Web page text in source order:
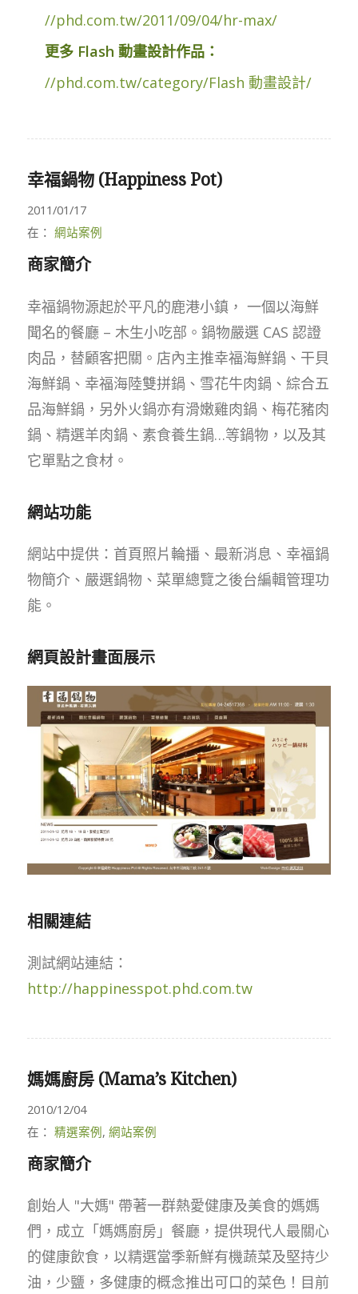
//phd.com.tw/2011/09/04/hr-max/
更多 Flash 動畫設計作品：
//phd.com.tw/category/Flash 動畫設計/
幸福鍋物 (Happiness Pot)
2011/01/17
在： 網站案例
商家簡介
幸福鍋物源起於平凡的鹿港小鎮， 一個以海鮮
聞名的餐廳 – 木生小吃部。鍋物嚴選 CAS 認證
肉品，替顧客把關。店內主推幸福海鮮鍋、干貝
海鮮鍋、幸福海陸雙拼鍋、雪花牛肉鍋、綜合五
品海鮮鍋，另外火鍋亦有滑嫩雞肉鍋、梅花豬肉
鍋、精選羊肉鍋、素食養生鍋…等鍋物，以及其
它單點之食材。
網站功能
網站中提供：首頁照片輪播、最新消息、幸福鍋
物簡介、嚴選鍋物、菜單總覽之後台編輯管理功
能。
網頁設計畫面展示
相關連結
測試網站連結：
http://happinesspot.phd.com.tw
媽媽廚房 (Mama’s Kitchen)
2010/12/04
在： 精選案例, 網站案例
商家簡介
創始人 "大媽" 帶著一群熱愛健康及美食的媽媽
們，成立「媽媽廚房」餐廳，提供現代人最關心
的健康飲食，以精選當季新鮮有機蔬菜及堅持少
油，少鹽，多健康的概念推出可口的菜色！目前